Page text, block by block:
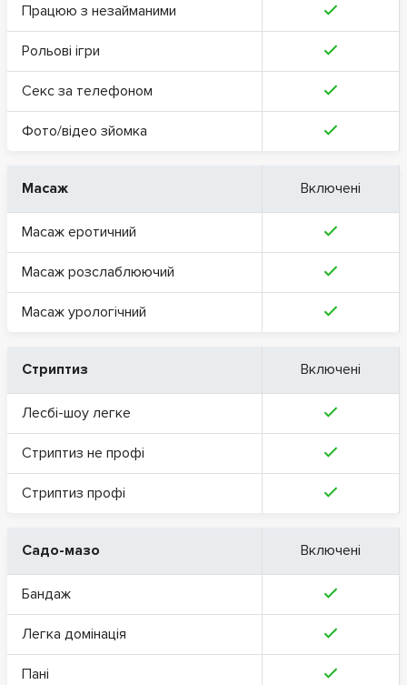
Працюю з незайманими
Рольові ігри
Секс за телефоном
Фото/відео зйомка
Масаж Включені
Масаж еротичний
Масаж розслаблюючий
Масаж урологічний
Стриптиз Включені
Лесбі-шоу легке
Стриптиз не профі
Стриптиз профі
Садо-мазо Включені
Бандаж
Легка домінація
Пані